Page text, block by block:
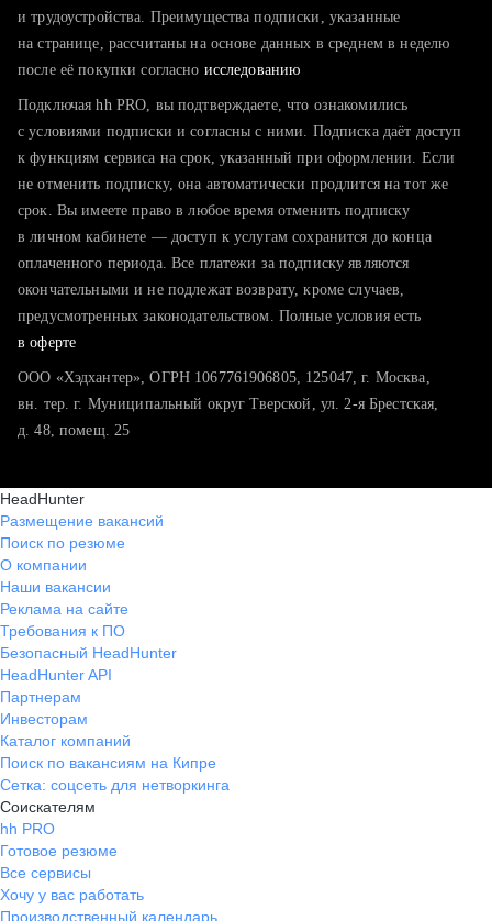
тратите много времени на поиск и вручную поднимаете
хотите сравнить себя с конкурентами и оценить шансы
и трудоустройства. Преимущества подписки, указанные
на странице, рассчитаны на основе данных в среднем в неделю
после её покупки согласно исследованию
Подключая hh PRO, вы подтверждаете, что ознакомились
с условиями подписки и согласны с ними. Подписка даёт доступ
к функциям сервиса на срок, указанный при оформлении. Если
не отменить подписку, она автоматически продлится на тот же
срок. Вы имеете право в любое время отменить подписку
в личном кабинете — доступ к услугам сохранится до конца
оплаченного периода. Все платежи за подписку являются
окончательными и не подлежат возврату, кроме случаев,
предусмотренных законодательством. Полные условия есть
в оферте
ООО «Хэдхантер», ОГРН 1067761906805, 125047, г. Москва,
вн. тер. г. Муниципальный округ Тверской, ул. 2-я Брестская,
д. 48, помещ. 25
HeadHunter
Размещение вакансий
Поиск по резюме
О компании
Наши вакансии
Реклама на сайте
Требования к ПО
Безопасный HeadHunter
HeadHunter API
Партнерам
Инвесторам
Каталог компаний
Поиск по вакансиям на Кипре
Сетка: соцсеть для нетворкинга
Соискателям
hh PRO
Готовое резюме
Все сервисы
Хочу у вас работать
Производственный календарь